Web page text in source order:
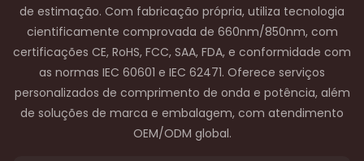
de estimação. Com fabricação própria, utiliza tecnologia
cientificamente comprovada de 660nm/850nm, com
certificações CE, RoHS, FCC, SAA, FDA, e conformidade com
as normas IEC 60601 e IEC 62471. Oferece serviços
personalizados de comprimento de onda e potência, além
de soluções de marca e embalagem, com atendimento
OEM/ODM global.